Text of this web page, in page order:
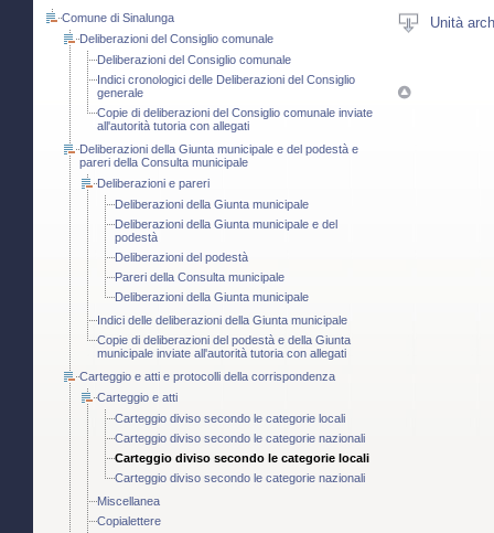
Comune di Sinalunga
Deliberazioni del Consiglio comunale
Deliberazioni del Consiglio comunale
Indici cronologici delle Deliberazioni del Consiglio
generale
Copie di deliberazioni del Consiglio comunale inviate
all'autorità tutoria con allegati
Deliberazioni della Giunta municipale e del podestà e
pareri della Consulta municipale
Deliberazioni e pareri
Deliberazioni della Giunta municipale
Deliberazioni della Giunta municipale e del
podestà
Deliberazioni del podestà
Pareri della Consulta municipale
Deliberazioni della Giunta municipale
Indici delle deliberazioni della Giunta municipale
Copie di deliberazioni del podestà e della Giunta
municipale inviate all'autorità tutoria con allegati
Carteggio e atti e protocolli della corrispondenza
Carteggio e atti
Carteggio diviso secondo le categorie locali
Carteggio diviso secondo le categorie nazionali
Carteggio diviso secondo le categorie locali
Carteggio diviso secondo le categorie nazionali
Miscellanea
Copialettere
Unità